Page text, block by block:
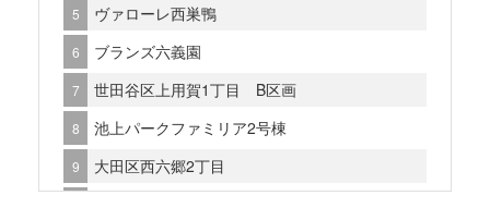
ヴァローレ西巣鴨
ブランズ六義園
世田谷区上用賀1丁目 B区画
池上パークファミリア2号棟
大田区西六郷2丁目